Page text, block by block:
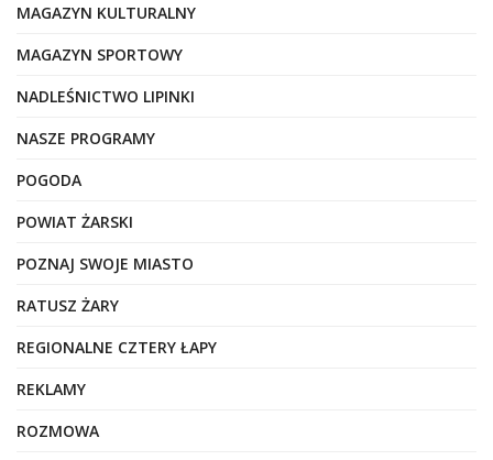
MAGAZYN KULTURALNY
MAGAZYN SPORTOWY
NADLEŚNICTWO LIPINKI
NASZE PROGRAMY
POGODA
POWIAT ŻARSKI
POZNAJ SWOJE MIASTO
RATUSZ ŻARY
REGIONALNE CZTERY ŁAPY
REKLAMY
ROZMOWA